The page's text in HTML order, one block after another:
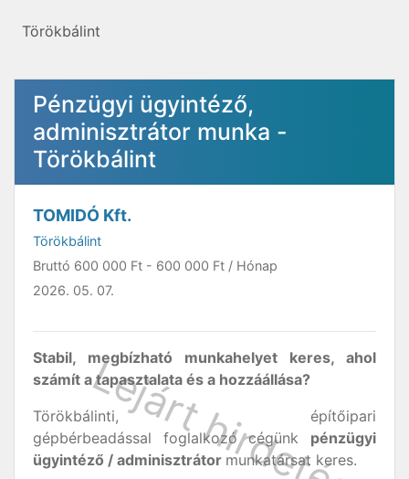
Törökbálint
Pénzügyi ügyintéző,
adminisztrátor munka -
Törökbálint
TOMIDÓ Kft.
Törökbálint
Bruttó 600 000 Ft - 600 000 Ft / Hónap
2026. 05. 07.
Stabil, megbízható munkahelyet keres, ahol
számít a tapasztalata és a hozzáállása?
Törökbálinti, építőipari
gépbérbeadással foglalkozó cégünk pénzügyi
ügyintéző / adminisztrátor munkatársat keres.